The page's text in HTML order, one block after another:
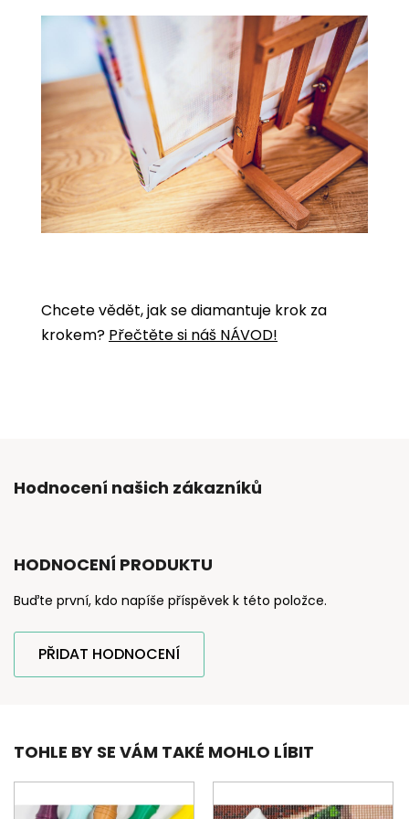
Chcete vědět, jak se diamantuje krok za
krokem? Přečtěte si náš NÁVOD!
Hodnocení našich zákazníků
HODNOCENÍ PRODUKTU
Buďte první, kdo napíše příspěvek k této položce.
PŘIDAT HODNOCENÍ
TOHLE BY SE VÁM TAKÉ MOHLO LÍBIT